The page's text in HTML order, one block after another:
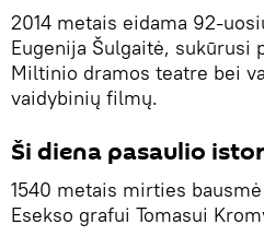
2014 metais eidama 92-
Eugenija Šulgaitė, sukūrusi
Miltinio dramos teatre bei
vaidybinių filmų.
Ši diena pasaulio
1540 metais mirties
Esekso grafui Tomasui